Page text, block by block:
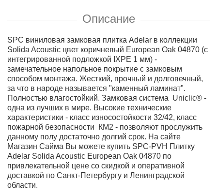
Описание
SPC виниловая замковая плитка Adelar в коллекции
Solida Acoustic цвет коричневый European Oak 04870 (с
интегрированной подложкой IXPE 1 мм) -
замечательное напольное покрытие с замковым
способом монтажа. Жесткий, прочный и долговечный,
за что в народе называется "каменный ламинат".
Полностью влагостойкий. Замковая система Uniclic® -
одна из лучших в мире. Высокие технические
характеристики - класс износостойкости 32/42, класс
пожарной безопасности КМ2 - позволяют прослужить
данному полу достаточно долгий срок. На сайте
Магазин Сайма Вы можете купить SPC-PVH Плитку
Adelar Solida Acoustic European Oak 04870 по
привлекательной цене со скидкой и оперативной
доставкой по Санкт-Петербургу и Ленинградской
области.